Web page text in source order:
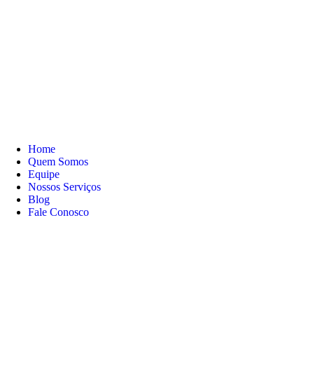
Home
Quem Somos
Equipe
Nossos Serviços
Blog
Fale Conosco